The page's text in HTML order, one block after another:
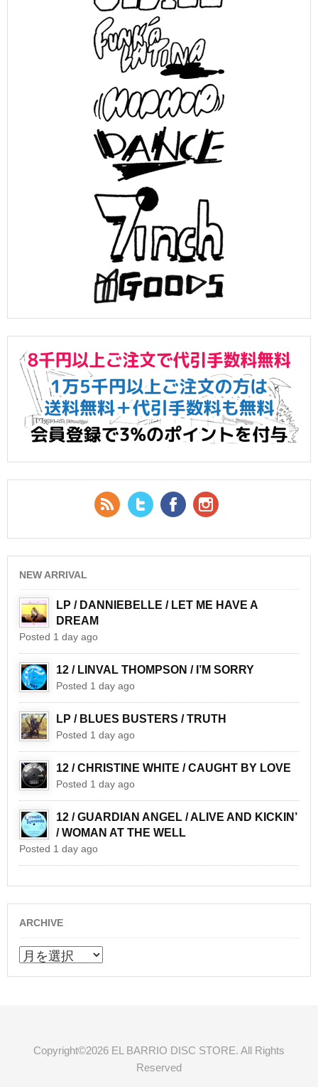
RSS Feed
Twitter Facebook
NEW ARRIVAL
LP / DANNIEBELLE / LET ME HAVE A
DREAM
Posted 1 day ago
12 / LINVAL THOMPSON / I’M SORRY
Posted 1 day ago
LP / BLUES BUSTERS / TRUTH
Posted 1 day ago
12 / CHRISTINE WHITE / CAUGHT BY LOVE
Posted 1 day ago
12 / GUARDIAN ANGEL / ALIVE AND KICKIN’
/ WOMAN AT THE WELL
Posted 1 day ago
ARCHIVE
ARCHIVE
Copyright©2026 EL BARRIO DISC STORE. All Rights
Reserved